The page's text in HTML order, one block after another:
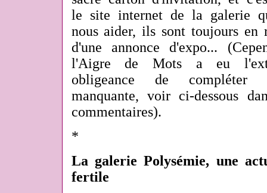
le site internet de la galerie
nous aider, ils sont toujours en
d'une annonce d'expo...
l'Aigre de Mots a eu
obligeance de compléter
manquante, voir ci-dessous
commentaires).
*
La galerie Polysémie, une
fertile